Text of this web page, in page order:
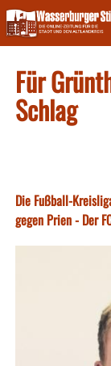
Skip
to
content
Für
Schlag
Die Fußball-
gegen Prien - Der